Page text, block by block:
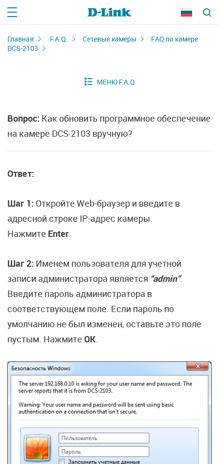
Главная F.A.Q. Сетевые камеры
FAQ по камере
DCS-2103
Вопрос: Как обновить программное обеспечение
на камере DCS-2103 вручную?
Ответ:
Шаг 1: Откройте Web-браузер и введите в
адресной строке IP-адрес камеры.
Нажмите Enter.
Шаг 2: Именем пользователя для учетной
записи администратора является “admin”.
Введите пароль администратора в
соответствующем поле. Если пароль по
умолчанию не был изменен, оставьте это поле
пустым. Нажмите OK.